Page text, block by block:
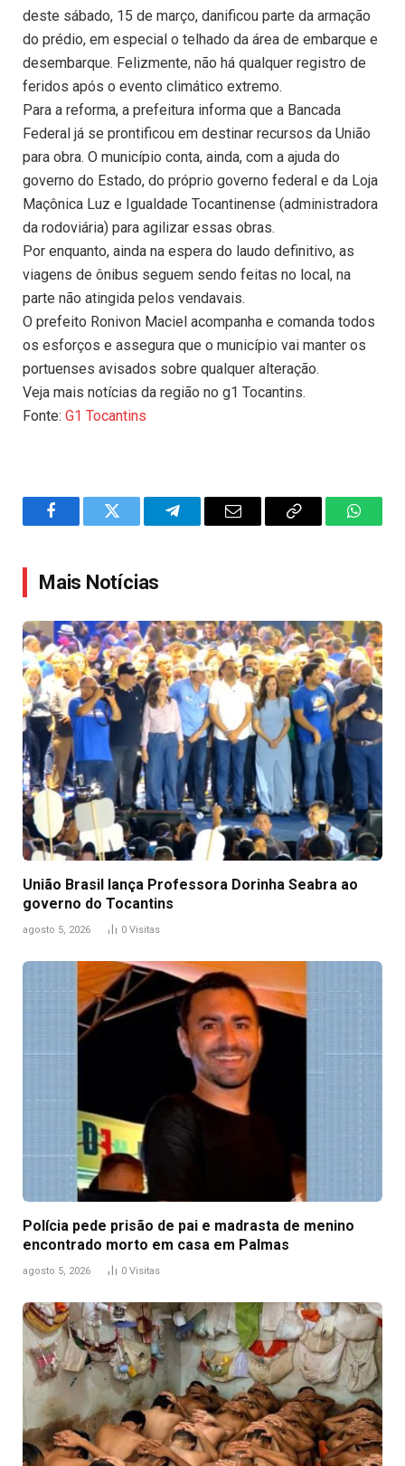
deste sábado, 15 de março, danificou parte da armação
do prédio, em especial o telhado da área de embarque e
desembarque. Felizmente, não há qualquer registro de
feridos após o evento climático extremo.
Para a reforma, a prefeitura informa que a Bancada
Federal já se prontificou em destinar recursos da União
para obra. O município conta, ainda, com a ajuda do
governo do Estado, do próprio governo federal e da Loja
Maçônica Luz e Igualdade Tocantinense (administradora
da rodoviária) para agilizar essas obras.
Por enquanto, ainda na espera do laudo definitivo, as
viagens de ônibus seguem sendo feitas no local, na
parte não atingida pelos vendavais.
O prefeito Ronivon Maciel acompanha e comanda todos
os esforços e assegura que o município vai manter os
portuenses avisados sobre qualquer alteração.
Veja mais notícias da região no g1 Tocantins.
Fonte: G1 Tocantins
FacebookTwitter TelegramEmail
Copy
Mais Notícias
União Brasil lança Professora Dorinha Seabra ao
governo do Tocantins
agosto 5, 2026 0 Visitas
Polícia pede prisão de pai e madrasta de menino
encontrado morto em casa em Palmas
agosto 5, 2026 0 Visitas